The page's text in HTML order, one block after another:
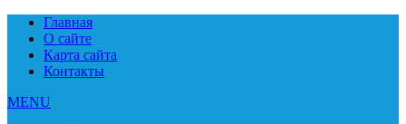
Главная
О сайте
Карта сайта
Контакты
MENU